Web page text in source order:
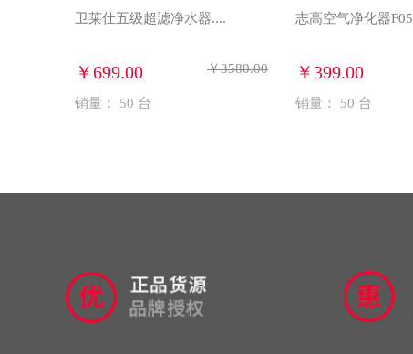
卫莱仕五级超滤净水器....
￥699.00 ￥3580.00
销量： 50 台
志高空气净化器F05
￥399.00
销量： 50 台